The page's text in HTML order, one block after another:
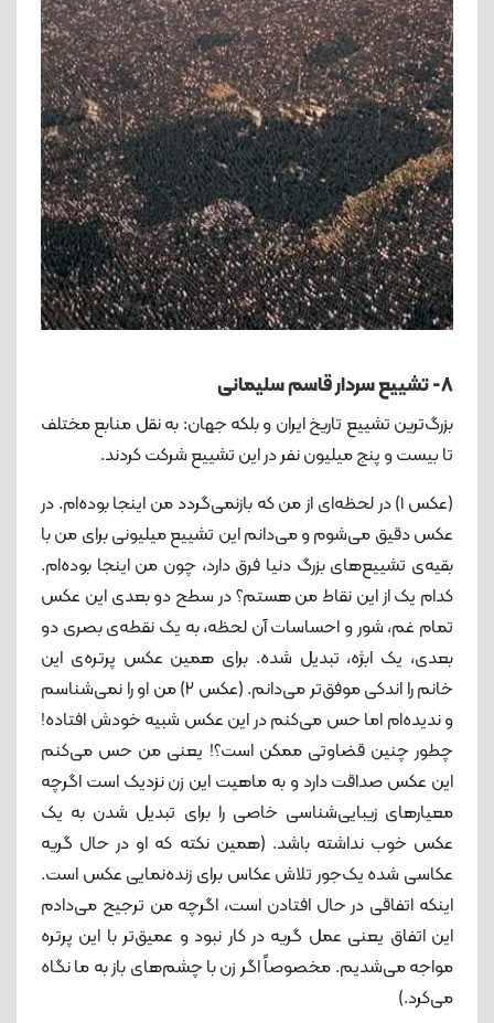
۸- تشییع سردار قاسم سلیمانی
بزرگ‌ترین تشییع تاریخ ایران و بلکه جهان: به نقل منابع مختلف
تا بیست و پنج میلیون نفر در این تشییع شرکت کردند.
(عکس ۱) در لحظه‌ای از من که بازنمی‌گردد من اینجا بوده‌ام. در
عکس دقیق می‌شوم و می‌دانم این تشییع میلیونی برای من با
بقیه‌ی تشییع‌های بزرگ دنیا فرق دارد، چون من اینجا بوده‌ام.
کدام یک از این نقاط من هستم؟ در سطح دو بعدی این عکس
تمام غم، شور و احساسات آن لحظه، به یک نقطه‌ی بصری دو
بعدی، یک ابژه، تبدیل شده. برای همین عکس پرتره‌ی این
خانم را اندکی موفق‌تر می‌دانم. (عکس ۲) من او را نمی‌شناسم
و ندیده‌ام اما حس می‌کنم در این عکس شبیه خودش افتاده!
چطور چنین قضاوتی ممکن است؟! یعنی من حس می‌کنم
این عکس صداقت دارد و به ماهیت این زن نزدیک است اگرچه
معیارهای زیبایی‌شناسی خاصی را برای تبدیل شدن به یک
عکس خوب نداشته باشد. (همین نکته که او در حال گریه
عکاسی شده یک‌جور تلاش عکاس برای زنده‌نمایی عکس است.
اینکه اتفاقی در حال افتادن است، اگرچه من ترجیح می‌دادم
این اتفاق یعنی عمل گریه در کار نبود و عمیق‌تر با این پرتره
مواجه می‌شدیم. مخصوصاً اگر زن با چشم‌های باز به ما نگاه
می‌کرد.)